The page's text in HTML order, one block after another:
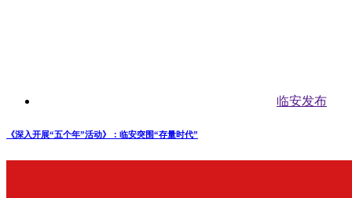
临安发布
《深入开展“五个年”活动》：临安突围“存量时代”